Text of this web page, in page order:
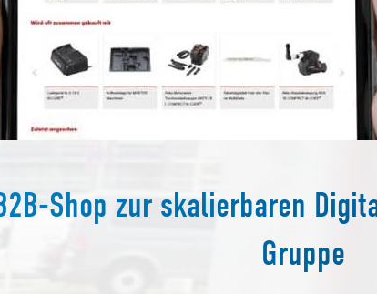
Shop zur skalierbaren
Gruppe